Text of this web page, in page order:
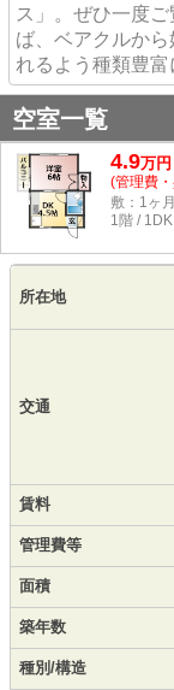
ス」。ぜひ一度
ば、ベアクルか
れるよう種類豊富
空室一覧
4.9万円
(管理費
敷：1ヶ
1階 /
所在地
交通
賃料
管理費等
面積
築年数
種別/構造